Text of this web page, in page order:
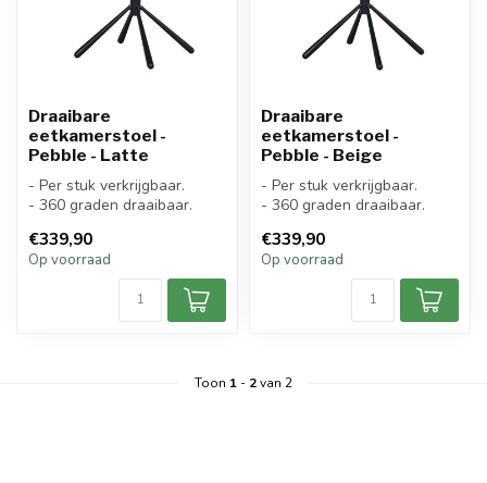
Draaibare
eetkamerstoel -
Pebble - Latte
- Per stuk verkrijgbaar.
- 360 graden draaibaar.
€339,90
Op voorraad
Draaibare
eetkamerstoel -
Pebble - Beige
- Per stuk verkrijgbaar.
- 360 graden draaibaar.
€339,90
Op voorraad
Toon 1- 2van 2